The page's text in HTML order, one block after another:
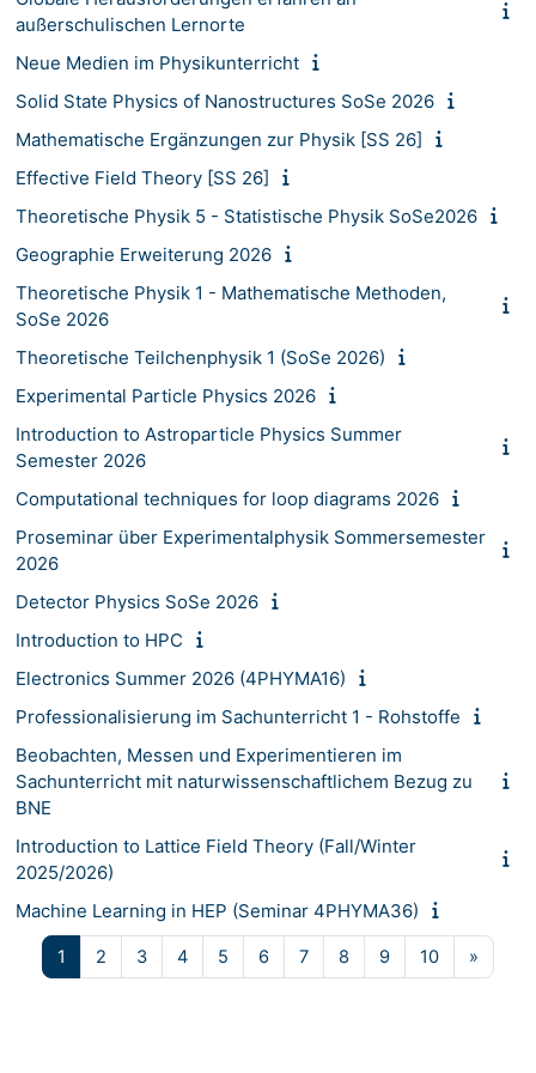
außerschulischen Lernorte
Neue Medien im Physikunterricht
Solid State Physics of Nanostructures SoSe 2026
Mathematische Ergänzungen zur Physik [SS 26]
Effective Field Theory [SS 26]
Theoretische Physik 5 - Statistische Physik SoSe2026
Geographie Erweiterung 2026
Theoretische Physik 1 - Mathematische Methoden,
SoSe 2026
Theoretische Teilchenphysik 1 (SoSe 2026)
Experimental Particle Physics 2026
Introduction to Astroparticle Physics Summer
Semester 2026
Computational techniques for loop diagrams 2026
Proseminar über Experimentalphysik Sommersemester
2026
Detector Physics SoSe 2026
Introduction to HPC
Electronics Summer 2026 (4PHYMA16)
Professionalisierung im Sachunterricht 1 - Rohstoffe
Beobachten, Messen und Experimentieren im
Sachunterricht mit naturwissenschaftlichem Bezug zu
BNE
Introduction to Lattice Field Theory (Fall/Winter
2025/2026)
Machine Learning in HEP (Seminar 4PHYMA36)
1 Page 1
2 Page 2
3Page 3
4Page 4
5 Page 5
6Page 6
7Page 7
8 Page 8
9Page 9
10Page 10
»